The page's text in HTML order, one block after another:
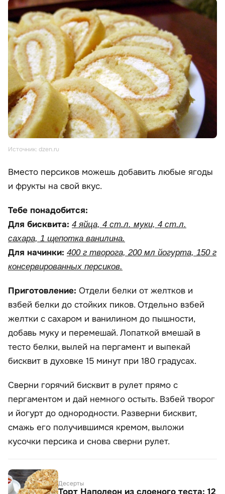
Источник: dzen.ru
Вместо персиков можешь добавить любые ягоды
и фрукты на свой вкус.
Тебе понадобится:
Для бисквита: 4 яйца, 4 ст.л. муки, 4 ст.л.
сахара, 1 щепотка ванилина.
Для начинки: 400 г творога, 200 мл йогурта, 150 г
консервированных персиков.
Приготовление: Отдели белки от желтков и
взбей белки до стойких пиков. Отдельно взбей
желтки с сахаром и ванилином до пышности,
добавь муку и перемешай. Лопаткой вмешай в
тесто белки, вылей на пергамент и выпекай
бисквит в духовке 15 минут при 180 градусах.
Сверни горячий бисквит в рулет прямо с
пергаментом и дай немного остыть. Взбей творог
и йогурт до однородности. Разверни бисквит,
смажь его получившимся кремом, выложи
кусочки персика и снова сверни рулет.
Десерты
Торт Наполеон из слоеного теста: 12